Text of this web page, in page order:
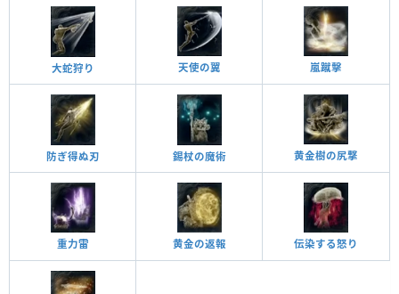
大蛇狩り 天使の翼 嵐蹴擊
防ぎ得ぬ刃 錫杖の魔術 黄金樹の尻撃
重力雷 黄金の返報 伝染する怒り